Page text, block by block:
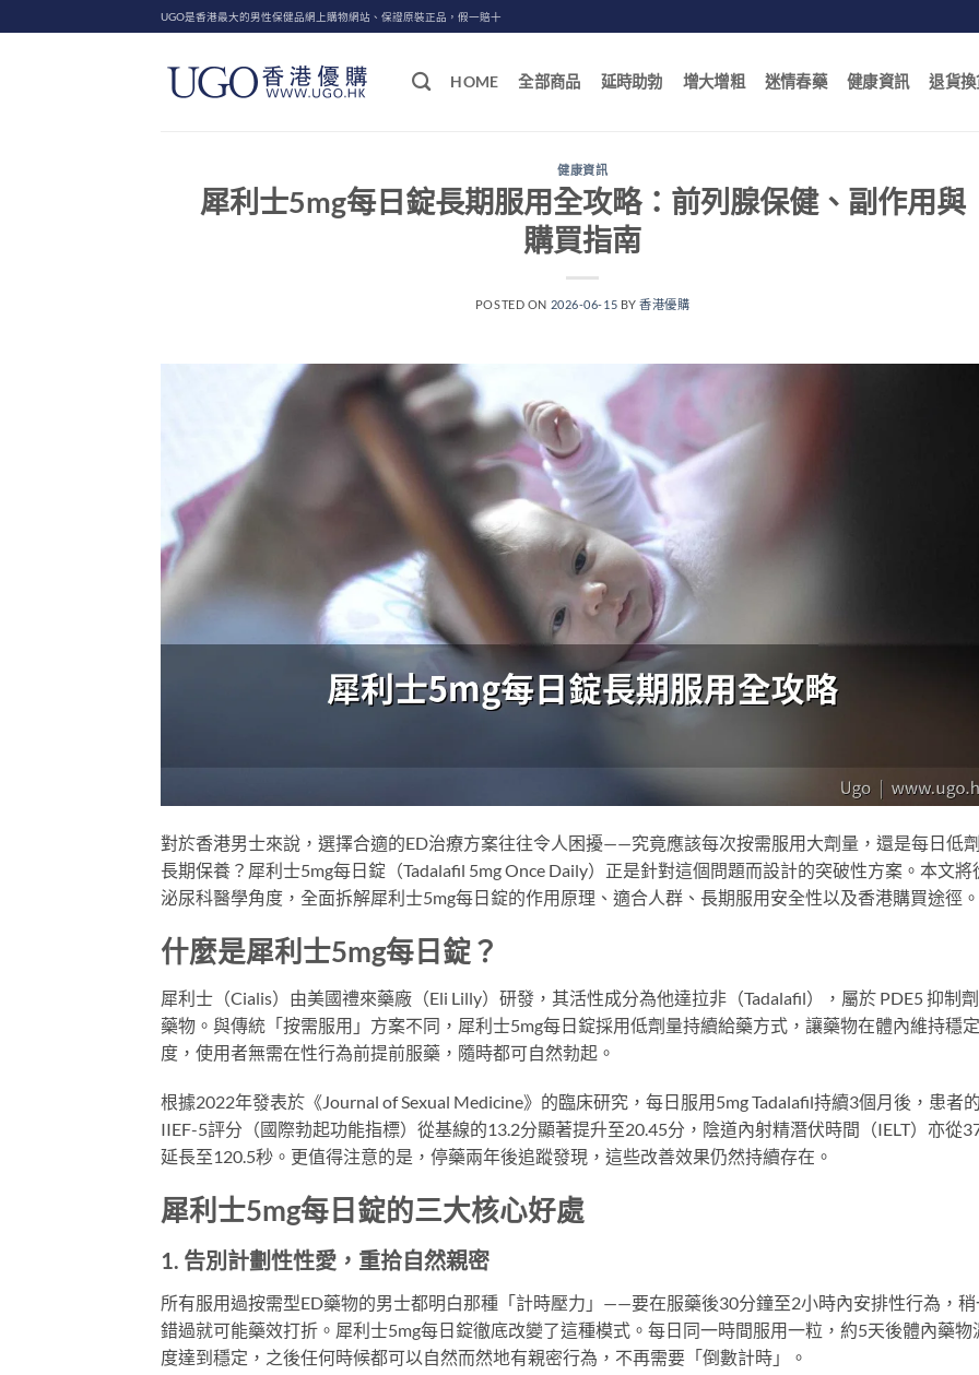
to
UGO是香港最大的男性保健品網上購物網站、保證原裝正品，假一賠十
HOME 全部商品 延時助勃 增大增粗 迷情春藥 健康資訊 退貨換
健康資訊
犀利士5mg每日錠長期服用全攻略：前列腺保健、副作用與
購買指南
POSTED ON 2026-06-15 BY香港優購
對於香港男士來說，選擇合適的ED治療方案往往令人困擾——究竟應該每次按需服用大劑量，還是每日低
長期保養？犀利士5mg每日錠（Tadalafil 5mg Once Daily）正是針對這個問題而設計的突破性方案。本文將
泌尿科醫學角度，全面拆解犀利士5mg每日錠的作用原理、適合人群、長期服用安全性以及香港購買途徑。
什麼是犀利士5mg每日錠？
犀利士（Cialis）由美國禮來藥廠（Eli Lilly）研發，其活性成分為他達拉非（Tadalafil），屬於 PDE5 抑制
藥物。與傳統「按需服用」方案不同，犀利士5mg每日錠採用低劑量持續給藥方式，讓藥物在體內維持穩
度，使用者無需在性行為前提前服藥，隨時都可自然勃起。
根據2022年發表於《Journal of Sexual Medicine》的臨床研究，每日服用5mg Tadalafil持續3個月後，患者的
IIEF-5評分（國際勃起功能指標）從基線的13.2分顯著提升至20.45分，陰道內射精潛伏時間（IELT）亦從
延長至120.5秒。更值得注意的是，停藥兩年後追蹤發現，這些改善效果仍然持續存在。
犀利士5mg每日錠的三大核心好處
1. 告別計劃性性愛，重拾自然親密
所有服用過按需型ED藥物的男士都明白那種「計時壓力」——要在服藥後30分鐘至2小時內安排性行為，
錯過就可能藥效打折。犀利士5mg每日錠徹底改變了這種模式。每日同一時間服用一粒，約5天後體內藥物
度達到穩定，之後任何時候都可以自然而然地有親密行為，不再需要「倒數計時」。